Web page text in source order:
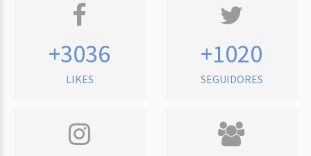
+3036
LIKES
+1020
SEGUIDORES